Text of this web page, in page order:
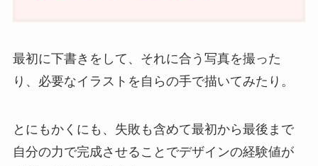
最初に下書きをして、それに合う写真を撮った
り、必要なイラストを自らの手で描いてみたり。
とにもかくにも、失敗も含めて最初から最後まで
自分の力で完成させることでデザインの経験値が